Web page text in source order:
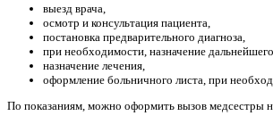
выезд врача,
осмотр и консультация пациента,
постановка предварительного диагноза,
при необходимости, назначение
назначение лечения,
оформление больничного листа, при
По показаниям, можно оформить вызов медсестры